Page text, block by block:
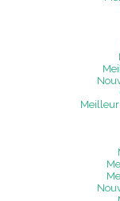
Meilleur